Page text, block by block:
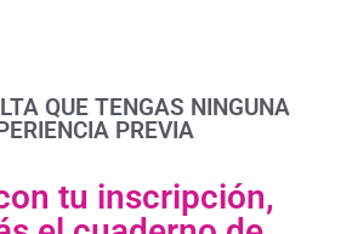
QUE TENGAS NINGUNA
PREVIA
tu inscripción,